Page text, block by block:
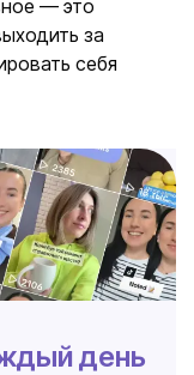
— это
за
себя
день